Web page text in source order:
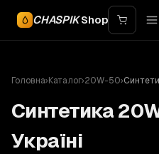
CHASPIKShop
Головна›Каталог›20W-50›
Синтетика
Україні